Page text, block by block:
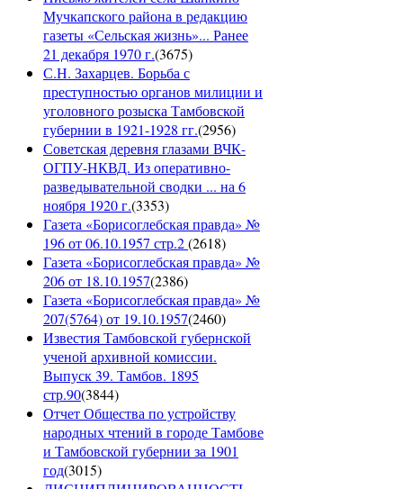
Мучкапского района в редакцию
газеты «Сельская жизнь»... Ранее
21 декабря 1970 г.(3675)
С.Н. Захарцев. Борьба с
преступностью органов милиции и
уголовного розыска Тамбовской
губернии в 1921-1928 гг.(2956)
Советская деревня глазами ВЧК-
ОГПУ-НКВД. Из оперативно-
разведывательной сводки ... на 6
ноября 1920 г.(3353)
Газета «Борисоглебская правда» №
196 от 06.10.1957 стр.2(2618)
Газета «Борисоглебская правда» №
206 от 18.10.1957(2386)
Газета «Борисоглебская правда» №
207(5764) от 19.10.1957(2460)
Известия Тамбовской губернской
ученой архивной комиссии.
Выпуск 39. Тамбов. 1895
стр.90(3844)
Отчет Общества по устройству
народных чтений в городе Тамбове
и Тамбовской губернии за 1901
год(3015)